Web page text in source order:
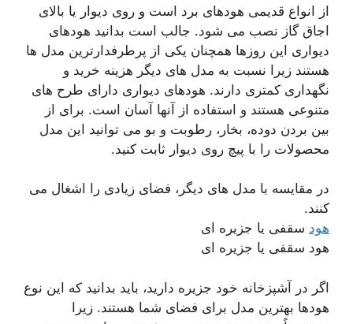
از انواع قدیمی هودهای برد است و روی دیوار یا بالای
اجاق گاز نصب می شود. جالب است بدانید هودهای
دیواری این روزها همچنان یکی از پرطرفدارترین مدل ها
هستند زیرا نسبت به مدل های دیگر هزینه خرید و
نگهداری کمتری دارند. هودهای دیواری دارای طرح های
متنوعی هستند و استفاده از آنها آسان است. برای از
بین بردن دوده، بخار، رطوبت و بو می توانید این مدل
محصولات را با پیچ روی دیوار ثابت کنید.
در مقایسه با مدل های دیگر، فضای زیادی را اشغال می
کنند.
هود سقفی یا جزیره ای
هود سقفی یا جزیره ای
اگر در آشپزخانه خود جزیره دارید، باید بدانید که این نوع
هودها بهترین مدل برای فضای شما هستند. زیرا